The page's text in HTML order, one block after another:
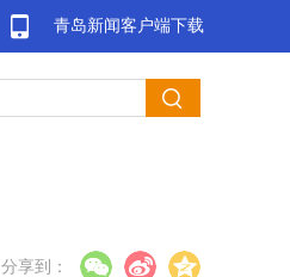
青岛新闻客户端下载
分享到：